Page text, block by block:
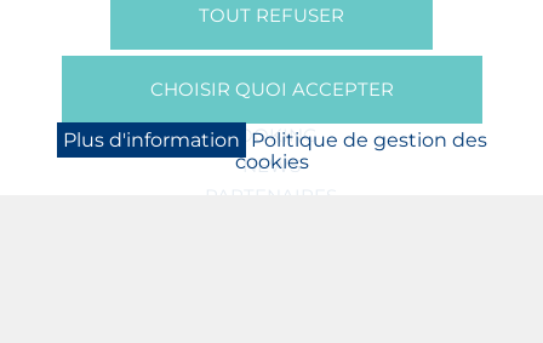
SUR NOUS
Presse
BOOKING
NEWS
PARTENAIRES
TOUT REFUSER
CHOISIR QUOI ACCEPTER
Plus d'information Politique de gestion des
cookies